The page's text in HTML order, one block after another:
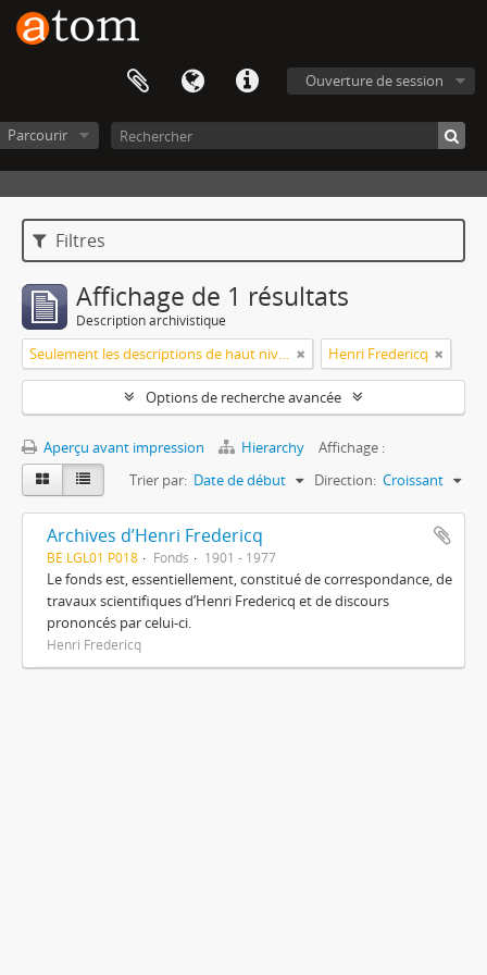
Ouverture de session
Parcourir
Filtres
Affichage de 1 résultats
Description archivistique
Seulement les descriptions de haut niveau Henri Fredericq
Options de recherche avancée
Aperçu avant impression Hierarchy
Affichage :
Trier par: Date de début Direction: Croissant
Archives d’Henri Fredericq
BE LGL01 P018 Fonds 1901 - 1977
Le fonds est, essentiellement, constitué de correspondance, de
travaux scientifiques d’Henri Fredericq et de discours
prononcés par celui-ci.
Henri Fredericq